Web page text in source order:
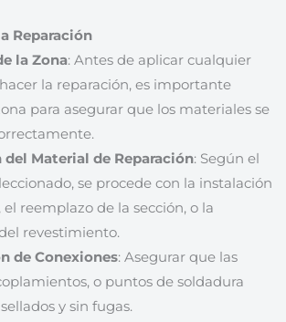
Reparación
la Zona: Antes de aplicar cualquier
la reparación, es importante
para asegurar que los materiales se
Material de Reparación: Según el
se procede con la instalación
reemplazo de la sección, o la
revestimiento.
de Conexiones: Asegurar que las
o puntos de soldadura
y sin fugas.